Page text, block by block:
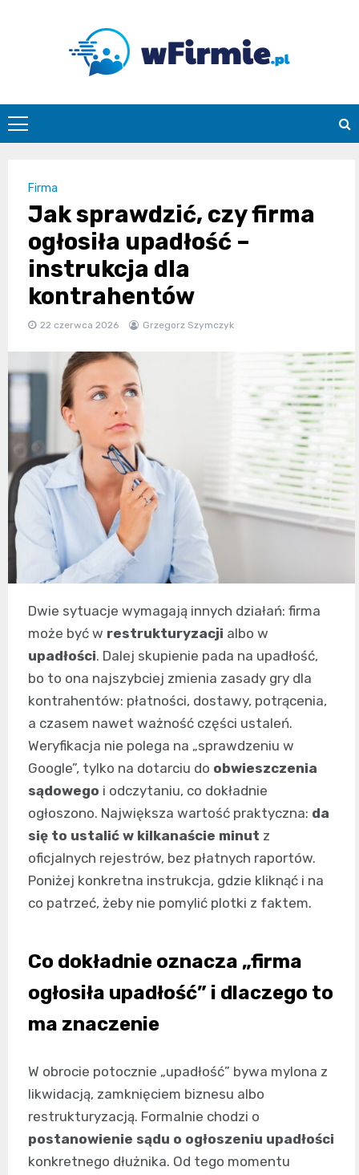
Wfirmie.pl
Firma
Jak sprawdzić, czy firma
ogłosiła upadłość –
instrukcja dla
kontrahentów
22 czerwca 2026 Grzegorz Szymczyk
Dwie sytuacje wymagają innych działań: firma
może być w restrukturyzacji albo w
upadłości. Dalej skupienie pada na upadłość,
bo to ona najszybciej zmienia zasady gry dla
kontrahentów: płatności, dostawy, potrącenia,
a czasem nawet ważność części ustaleń.
Weryfikacja nie polega na „sprawdzeniu w
Google”, tylko na dotarciu do obwieszczenia
sądowego i odczytaniu, co dokładnie
ogłoszono. Największa wartość praktyczna: da
się to ustalić w kilkanaście minut z
oficjalnych rejestrów, bez płatnych raportów.
Poniżej konkretna instrukcja, gdzie kliknąć i na
co patrzeć, żeby nie pomylić plotki z faktem.
Co dokładnie oznacza „firma
ogłosiła upadłość” i dlaczego to
ma znaczenie
W obrocie potocznie „upadłość” bywa mylona z
likwidacją, zamknięciem biznesu albo
restrukturyzacją. Formalnie chodzi o
postanowienie sądu o ogłoszeniu upadłości
konkretnego dłużnika. Od tego momentu